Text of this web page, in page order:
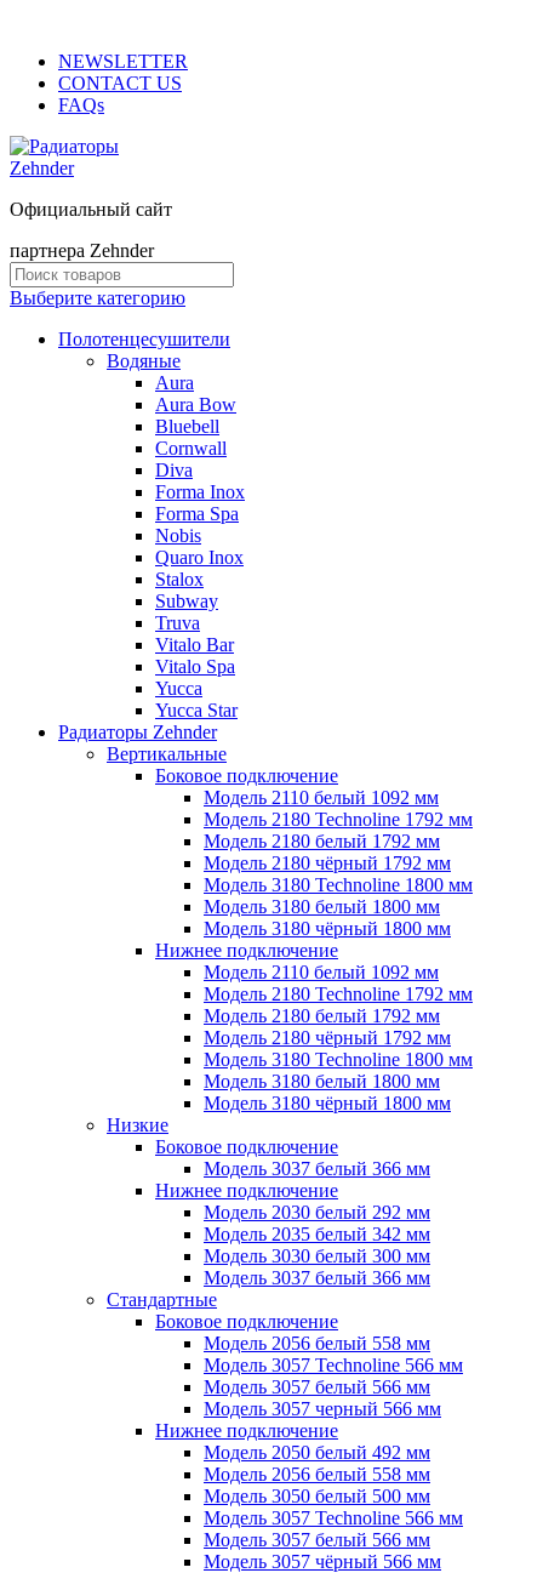
NEWSLETTER
CONTACT US
FAQs
Официальный сайт
партнера Zehnder
Выберите категорию
Полотенцесушители
Водяные
Aura
Aura Bow
Bluebell
Cornwall
Diva
Forma Inox
Forma Spa
Nobis
Quaro Inox
Stalox
Subway
Truva
Vitalo Bar
Vitalo Spa
Yucca
Yucca Star
Радиаторы Zehnder
Вертикальные
Боковое подключение
Модель 2110 белый 1092 мм
Модель 2180 Technoline 1792 мм
Модель 2180 белый 1792 мм
Модель 2180 чёрный 1792 мм
Модель 3180 Technoline 1800 мм
Модель 3180 белый 1800 мм
Модель 3180 чёрный 1800 мм
Нижнее подключение
Модель 2110 белый 1092 мм
Модель 2180 Technoline 1792 мм
Модель 2180 белый 1792 мм
Модель 2180 чёрный 1792 мм
Модель 3180 Technoline 1800 мм
Модель 3180 белый 1800 мм
Модель 3180 чёрный 1800 мм
Низкие
Боковое подключение
Модель 3037 белый 366 мм
Нижнее подключение
Модель 2030 белый 292 мм
Модель 2035 белый 342 мм
Модель 3030 белый 300 мм
Модель 3037 белый 366 мм
Стандартные
Боковое подключение
Модель 2056 белый 558 мм
Модель 3057 Technoline 566 мм
Модель 3057 белый 566 мм
Модель 3057 черный 566 мм
Нижнее подключение
Модель 2050 белый 492 мм
Модель 2056 белый 558 мм
Модель 3050 белый 500 мм
Модель 3057 Technoline 566 мм
Модель 3057 белый 566 мм
Модель 3057 чёрный 566 мм